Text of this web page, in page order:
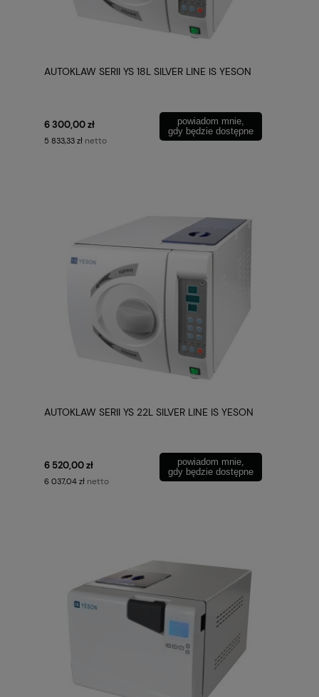
AUTOKLAW SERII YS 18L SILVER LINE IS YESON
6 300,00 zł
5 833,33 zł netto
powiadom mnie,
gdy będzie dostępne
AUTOKLAW SERII YS 22L SILVER LINE IS YESON
6 520,00 zł
6 037,04 zł netto
powiadom mnie,
gdy będzie dostępne